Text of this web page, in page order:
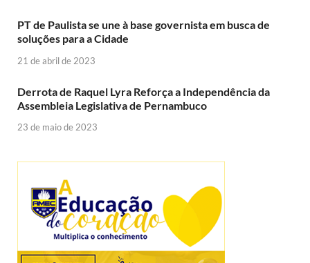
PT de Paulista se une à base governista em busca de
soluções para a Cidade
21 de abril de 2023
Derrota de Raquel Lyra Reforça a Independência da
Assembleia Legislativa de Pernambuco
23 de maio de 2023